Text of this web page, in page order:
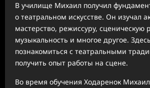
В училище Михаил получил
о театральном искусстве. Он изучал
мастерство, режиссуру, сценическую
музыкальность и многое другое.
познакомиться с театральными
получить опыт работы на сцене.
Во время обучения Ходаренок